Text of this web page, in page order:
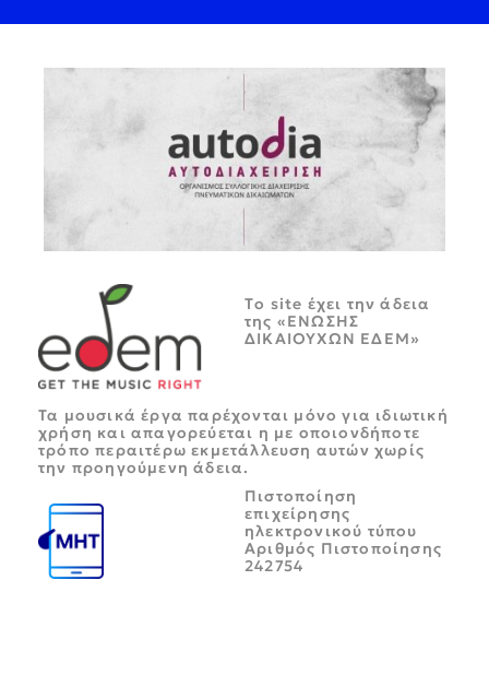
Tο site έχει την άδεια
της «ΕΝΩΣΗΣ
ΔΙΚΑΙΟΥΧΩΝ ΕΔΕΜ»
Τα μουσικά έργα παρέχονται μόνο για ιδιωτική
χρήση και απαγορεύεται η με οποιονδήποτε
τρόπο περαιτέρω εκμετάλλευση αυτών χωρίς
την προηγούμενη άδεια.
Πιστοποίηση
επιχείρησης
ηλεκτρονικού τύπου
Αριθμός Πιστοποίησης
242754